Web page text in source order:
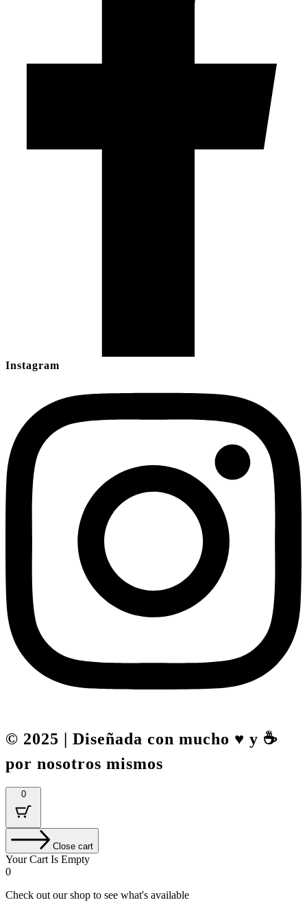
Instagram
© 2025 | Diseñada con mucho ♥️ y ☕
por nosotros mismos
0
Close cart
Your Cart Is Empty
0
Check out our shop to see what's available